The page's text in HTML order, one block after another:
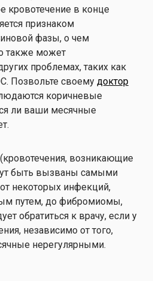
кровотечение в конце
признаком
фазы, о чем
также может
проблемах, таких как
Позвольте своему доктор
коричневые
ли ваши месячные
возникающие
быть вызваны самыми
некоторых инфекций,
путем, до фибромиомы,
обратиться к врачу, если у
независимо от того,
нерегулярными.